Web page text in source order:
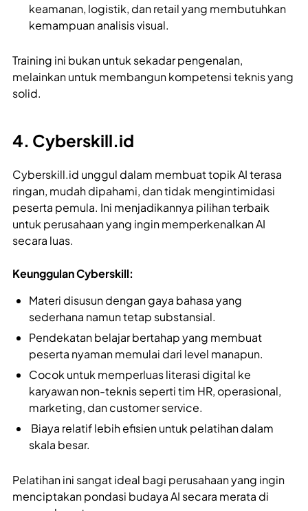
keamanan, logistik, dan retail yang membutuhkan
kemampuan analisis visual.
Training ini bukan untuk sekadar pengenalan,
melainkan untuk membangun kompetensi teknis yang
solid.
4. Cyberskill.id
Cyberskill.id unggul dalam membuat topik AI terasa
ringan, mudah dipahami, dan tidak mengintimidasi
peserta pemula. Ini menjadikannya pilihan terbaik
untuk perusahaan yang ingin memperkenalkan AI
secara luas.
Keunggulan Cyberskill:
Materi disusun dengan gaya bahasa yang
sederhana namun tetap substansial.
Pendekatan belajar bertahap yang membuat
peserta nyaman memulai dari level manapun.
Cocok untuk memperluas literasi digital ke
karyawan non-teknis seperti tim HR, operasional,
marketing, dan customer service.
Biaya relatif lebih efisien untuk pelatihan dalam
skala besar.
Pelatihan ini sangat ideal bagi perusahaan yang ingin
menciptakan pondasi budaya AI secara merata di